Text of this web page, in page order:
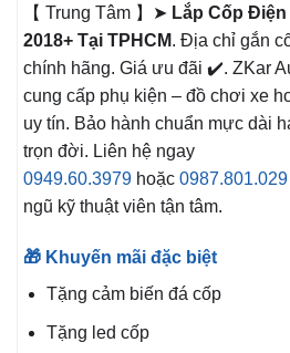
【 Trung Tâm 】➤ Lắp Cốp
2018+ Tại TPHCM. Địa chỉ gắn
chính hãng. Giá ưu đãi ✔️. ZKar
cung cấp phụ kiện – đồ chơi xe
uy tín. Bảo hành chuẩn mực dài
trọn đời. Liên hệ ngay
0949.60.3979 hoặc 0987.801.029
ngũ kỹ thuật viên tận tâm.
🎁 Khuyến mãi đặc biệt
Tặng cảm biến đá cốp
Tặng led cốp